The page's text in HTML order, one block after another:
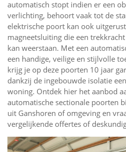
automatisch stopt indien er een
verlichting, behoort vaak tot de
elektrische poort kan ook
magneetsluiting die een
kan weerstaan. Met een
een handige, veilige en stijlvolle
krijg je op deze poorten 10 jaar
dankzij de ingebouwde isolatie
woning. Ontdek hier het aanbod
automatische sectionale poorten
uit Ganshoren of omgeving en
vergelijkende offertes of